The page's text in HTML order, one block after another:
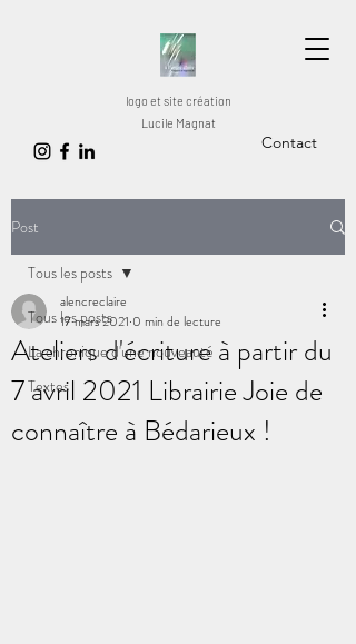
logo et site création
Lucile Magnat
Contact
Post
Tous les posts
La chronique d'une nouveauté
Textes
Tous les posts
Ateliers d'écriture à partir du
7 avril 2021 Librairie Joie de
connaître à Bédarieux !
alencreclaire
17 mars 2021 0 min de lecture